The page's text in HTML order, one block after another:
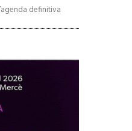
definitiva